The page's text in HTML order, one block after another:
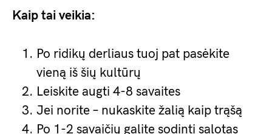
Kaip tai veikia:
Po ridikų derliaus tuoj pat pasėkite
vieną iš šių kultūrų
Leiskite augti 4-8 savaites
Jei norite – nukaskite žalią kaip trąšą
Po 1-2 savaičių galite sodinti salotas